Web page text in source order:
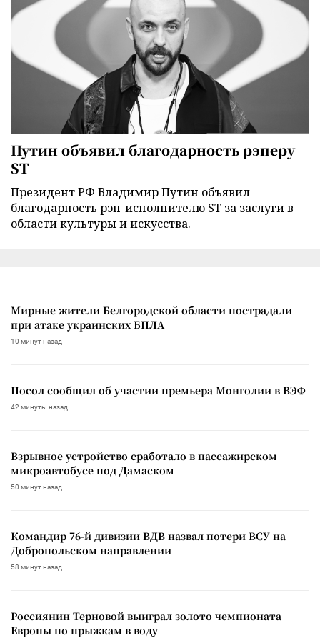
Путин объявил благодарность рэперу
ST
Президент РФ Владимир Путин объявил
благодарность рэп-исполнителю ST за заслуги в
области культуры и искусства.
Мирные жители Белгородской области пострадали
при атаке украинских БПЛА
10 минут назад
Посол сообщил об участии премьера Монголии в ВЭФ
42 минуты назад
Взрывное устройство сработало в пассажирском
микроавтобусе под Дамаском
50 минут назад
Командир 76-й дивизии ВДВ назвал потери ВСУ на
Добропольском направлении
58 минут назад
Россиянин Терновой выиграл золото чемпионата
Европы по прыжкам в воду